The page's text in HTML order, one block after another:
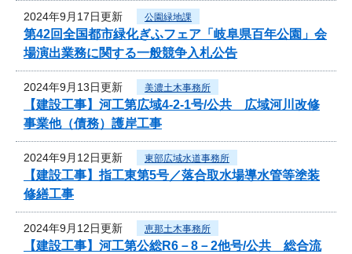
2024年9月17日更新 公園緑地課
第42回全国都市緑化ぎふフェア「岐阜県百年公園」会
場演出業務に関する一般競争入札公告
2024年9月13日更新 美濃土木事務所
【建設工事】河工第広域4-2-1号/公共 広域河川改修
事業他（債務）護岸工事
2024年9月12日更新 東部広域水道事務所
【建設工事】指工東第5号／落合取水場導水管等塗装
修繕工事
2024年9月12日更新 恵那土木事務所
【建設工事】河工第公総R6－8－2他号/公共 総合流